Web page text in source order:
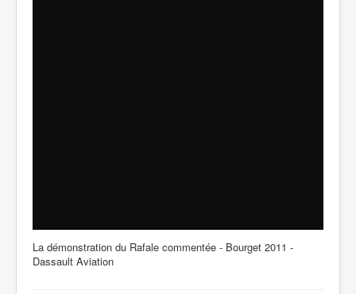
La démonstration du Rafale commentée - Bourget 2011 -
Dassault Aviation